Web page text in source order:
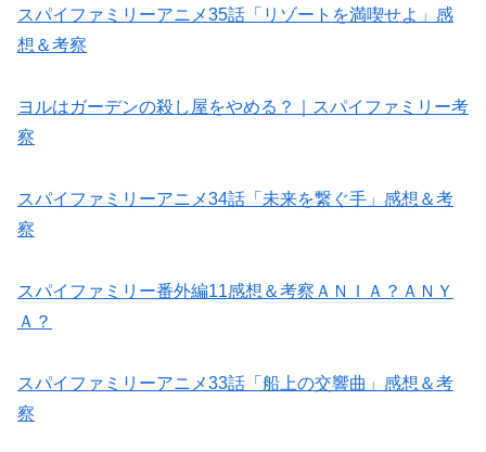
スパイファミリーアニメ35話「リゾートを満喫せよ」感
想＆考察
ヨルはガーデンの殺し屋をやめる？｜スパイファミリー考
察
スパイファミリーアニメ34話「未来を繋ぐ手」感想＆考
察
スパイファミリー番外編11感想＆考察ＡＮＩＡ？ＡＮＹ
Ａ？
スパイファミリーアニメ33話「船上の交響曲」感想＆考
察